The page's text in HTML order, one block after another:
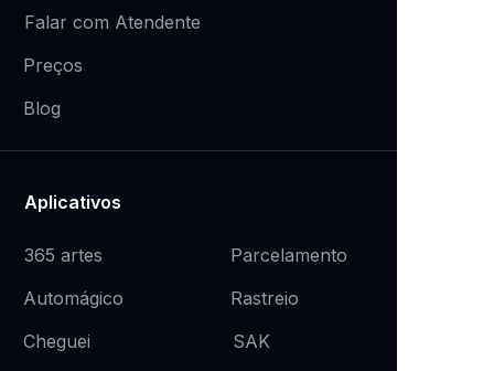
Aplicativos
365 artes
Falar com Atendente
Automágico
Preços
Parcelamento
Cheguei
Blog
Rastreio
SAK